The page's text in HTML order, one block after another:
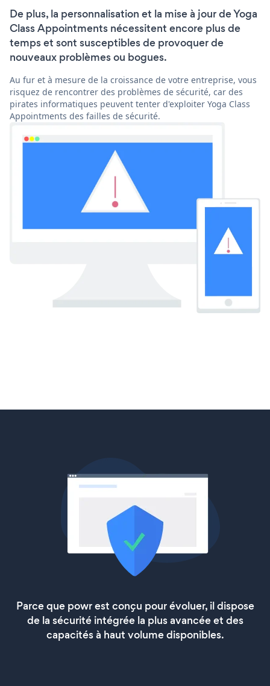
De plus, la personnalisation et la mise à jour de Yoga
Class Appointments nécessitent encore plus de
temps et sont susceptibles de provoquer de
nouveaux problèmes ou bogues.
Au fur et à mesure de la croissance de votre entreprise, vous
risquez de rencontrer des problèmes de sécurité, car des
pirates informatiques peuvent tenter d'exploiter Yoga Class
Appointments des failles de sécurité.
Parce que powr est conçu pour évoluer, il dispose
de la sécurité intégrée la plus avancée et des
capacités à haut volume disponibles.